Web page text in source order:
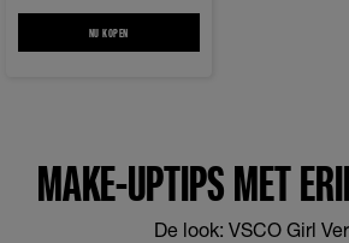
NU KOPEN
MAKE-UPTIPS MET
De look: VSCO Girl